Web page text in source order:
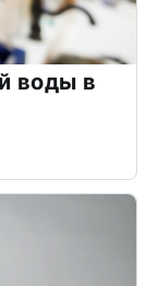
воды в